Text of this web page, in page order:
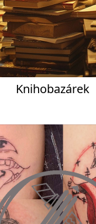
Knihobazárek